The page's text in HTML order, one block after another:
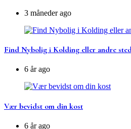
3 måneder ago
Find Nybolig i Kolding eller andre
6 år ago
Vær bevidst om din kost
6 år ago